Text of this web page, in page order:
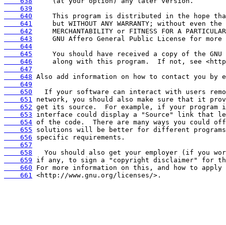
    639
    640
    641
    642
    643
    644
    645
    646
    647
    648
    649
    650
    651
    652
    653
    654
    655
    656
    657
    658
    659
    660
    661